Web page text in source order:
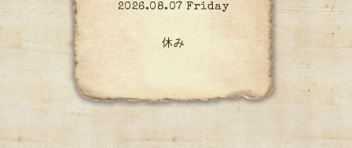
2026.08.07 Friday
休み